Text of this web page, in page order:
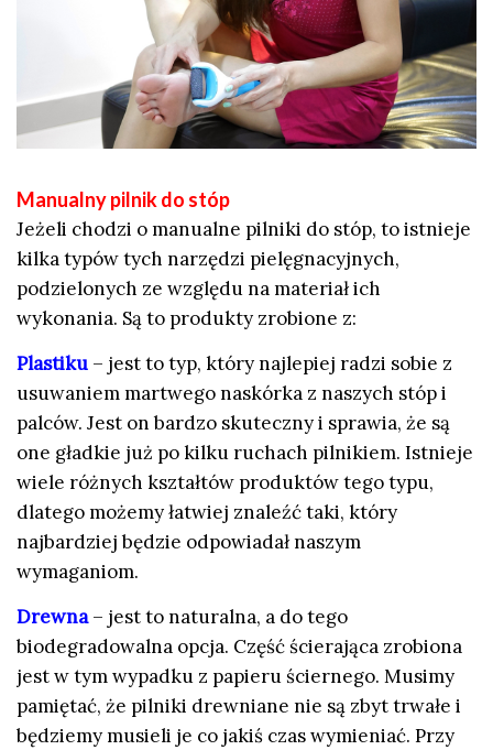
Manualny pilnik do stóp
Jeżeli chodzi o manualne pilniki do stóp, to istnieje
kilka typów tych narzędzi pielęgnacyjnych,
podzielonych ze względu na materiał ich
wykonania. Są to produkty zrobione z:
Plastiku – jest to typ, który najlepiej radzi sobie z
usuwaniem martwego naskórka z naszych stóp i
palców. Jest on bardzo skuteczny i sprawia, że są
one gładkie już po kilku ruchach pilnikiem. Istnieje
wiele różnych kształtów produktów tego typu,
dlatego możemy łatwiej znaleźć taki, który
najbardziej będzie odpowiadał naszym
wymaganiom.
Drewna – jest to naturalna, a do tego
biodegradowalna opcja. Część ścierająca zrobiona
jest w tym wypadku z papieru ściernego. Musimy
pamiętać, że pilniki drewniane nie są zbyt trwałe i
będziemy musieli je co jakiś czas wymieniać. Przy